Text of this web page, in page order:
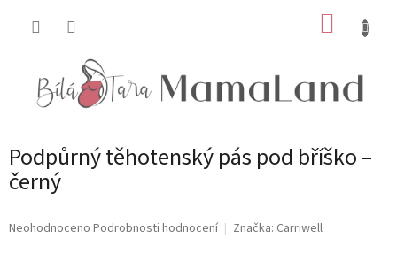
Podpůrný těhotenský pás pod bříško –
černý
Průměrné
Neohodnoceno Podrobnosti hodnocení Značka: Carriwell